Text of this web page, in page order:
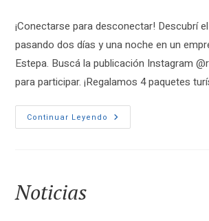
la
entrada:
entrada:
la
¡Conectarse para desconectar! Descubrí
pasando dos días y una noche en un
Estepa. Buscá la publicación Instagram
para participar. ¡Regalamos 4 paquetes
Continuar Leyendo ¡Gran
Sorteo
Noticias